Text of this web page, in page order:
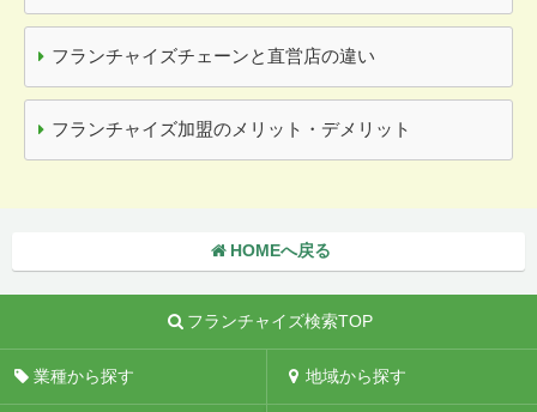
フランチャイズチェーンと直営店の違い
フランチャイズ加盟のメリット・デメリット
HOMEへ戻る
フランチャイズ検索TOP
業種から探す 地域から探す